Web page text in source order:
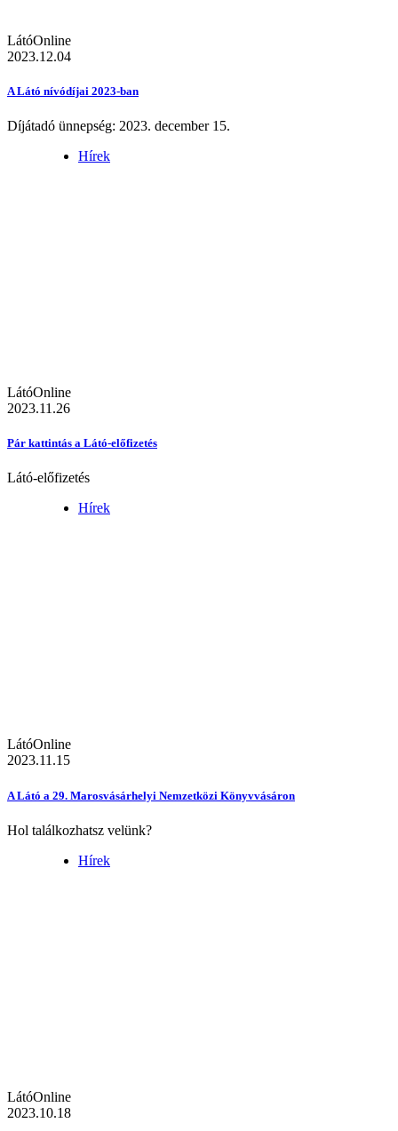
LátóOnline
2023.12.04
A Látó nívódíjai 2023-ban
Díjátadó ünnepség: 2023. december 15.
Hírek
LátóOnline
2023.11.26
Pár kattintás a Látó-előfizetés
Látó-előfizetés
Hírek
LátóOnline
2023.11.15
A Látó a 29. Marosvásárhelyi Nemzetközi Könyvvásáron
Hol találkozhatsz velünk?
Hírek
LátóOnline
2023.10.18